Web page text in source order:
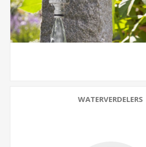
WATERVERDELERS